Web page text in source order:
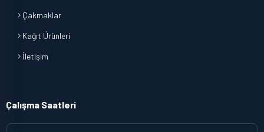
Çakmaklar
Kağıt Ürünleri
İletişim
Çalışma Saatleri